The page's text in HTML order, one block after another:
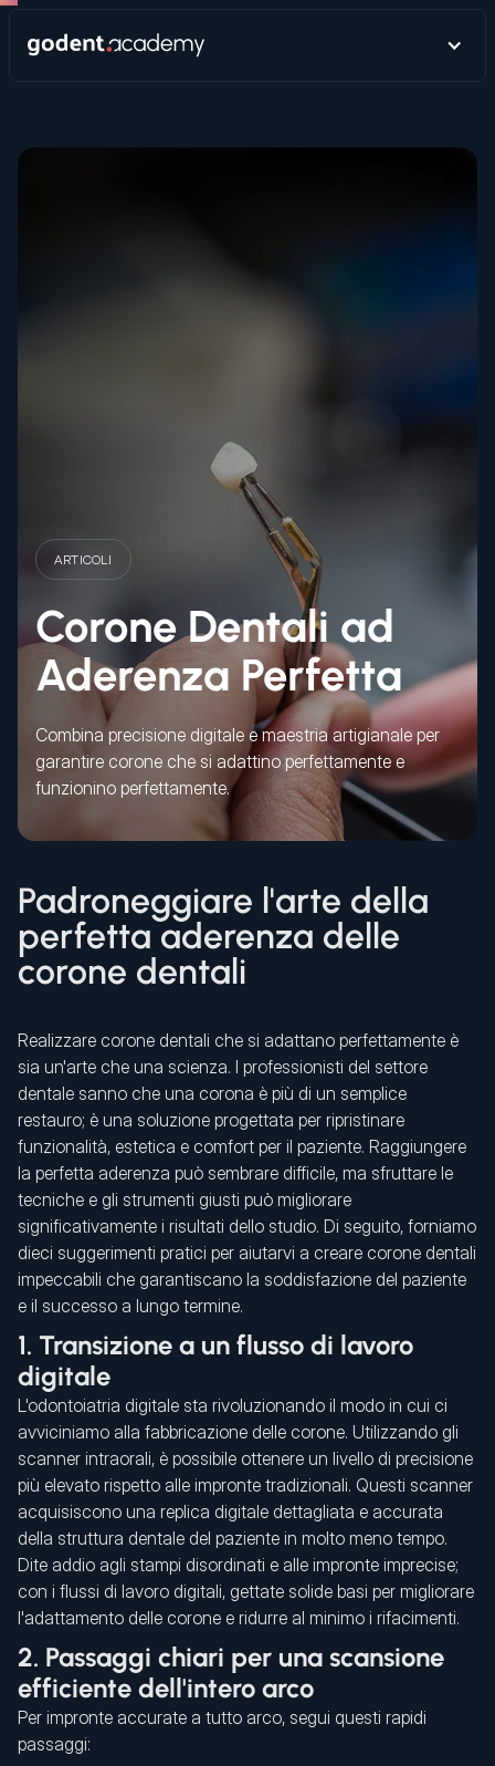
ARTICOLI
Corone Dentali ad
Aderenza Perfetta
Combina precisione digitale e maestria artigianale per
garantire corone che si adattino perfettamente e
funzionino perfettamente.
Padroneggiare l'arte della
perfetta aderenza delle
corone dentali
Realizzare corone dentali che si adattano perfettamente è
sia un'arte che una scienza. I professionisti del settore
dentale sanno che una corona è più di un semplice
restauro; è una soluzione progettata per ripristinare
funzionalità, estetica e comfort per il paziente. Raggiungere
la perfetta aderenza può sembrare difficile, ma sfruttare le
tecniche e gli strumenti giusti può migliorare
significativamente i risultati dello studio. Di seguito, forniamo
dieci suggerimenti pratici per aiutarvi a creare corone dentali
impeccabili che garantiscano la soddisfazione del paziente
e il successo a lungo termine.
1. Transizione a un flusso di lavoro
digitale
L'odontoiatria digitale sta rivoluzionando il modo in cui ci
avviciniamo alla fabbricazione delle corone. Utilizzando gli
scanner intraorali, è possibile ottenere un livello di precisione
più elevato rispetto alle impronte tradizionali. Questi scanner
acquisiscono una replica digitale dettagliata e accurata
della struttura dentale del paziente in molto meno tempo.
Dite addio agli stampi disordinati e alle impronte imprecise;
con i flussi di lavoro digitali, gettate solide basi per migliorare
l'adattamento delle corone e ridurre al minimo i rifacimenti.
2. Passaggi chiari per una scansione
efficiente dell'intero arco
Per impronte accurate a tutto arco, segui questi rapidi
passaggi: